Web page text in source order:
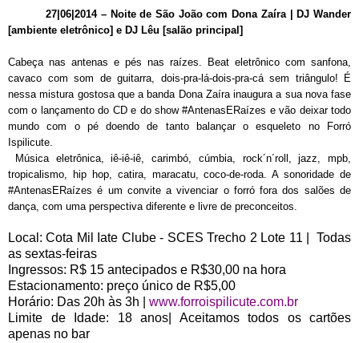
27|06|2014 – Noite de São João com Dona Zaíra | DJ Wander
[ambiente eletrônico] e DJ Lêu [salão principal]
Cabeça nas antenas e pés nas raízes. Beat eletrônico com sanfona,
cavaco com som de guitarra, dois-pra-lá-dois-pra-cá sem triângulo! É
nessa mistura gostosa que a banda Dona Zaíra inaugura a sua nova fase
com o lançamento do CD e do show #AntenasERaízes e vão deixar todo
mundo com o pé doendo de tanto balançar o esqueleto no Forró
Ispilicute.
Música eletrônica, iê-iê-iê, carimbó, cúmbia, rock´n´roll, jazz, mpb,
tropicalismo, hip hop, catira, maracatu, coco-de-roda. A sonoridade de
#AntenasERaízes é um convite a vivenciar o forró fora dos salões de
dança, com uma perspectiva diferente e livre de preconceitos.
Local: Cota Mil Iate Clube - SCES Trecho 2 Lote 11 | Todas
as sextas-feiras
Ingressos: R$ 15 antecipados e R$30,00 na hora
Estacionamento: preço único de R$5,00
Horário: Das 20h às 3h | www.forroispilicute.com.br
Limite de Idade: 18 anos| Aceitamos todos os cartões
apenas no bar